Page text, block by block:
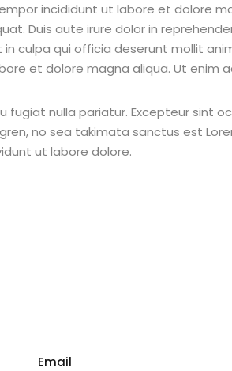
incididunt ut labore et dolore
Duis aute irure dolor in
culpa qui officia deserunt mollit
et dolore magna aliqua. Ut enim
fugiat nulla pariatur. Excepteur sint
no sea takimata sanctus est
ut labore dolore.
Email